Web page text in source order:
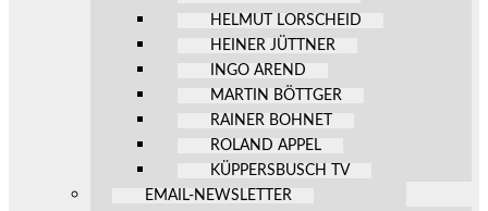
HELMUT LORSCHEID
HEINER JÜTTNER
INGO AREND
MARTIN BÖTTGER
RAINER BOHNET
ROLAND APPEL
KÜPPERSBUSCH TV
EMAIL-NEWSLETTER